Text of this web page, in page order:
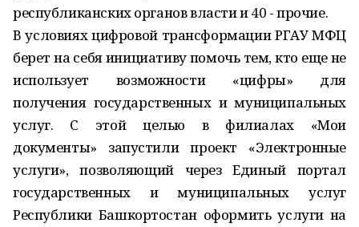
республиканских органов власти и 40 - прочие.
В условиях цифровой трансформации РГАУ МФЦ
берет на себя инициативу помочь тем, кто еще не
использует возможности «цифры» для
получения государственных и муниципальных
услуг. С этой целью в филиалах «Мои
документы» запустили проект «Электронные
услуги», позволяющий через Единый портал
государственных и муниципальных услуг
Республики Башкортостан оформить услуги на